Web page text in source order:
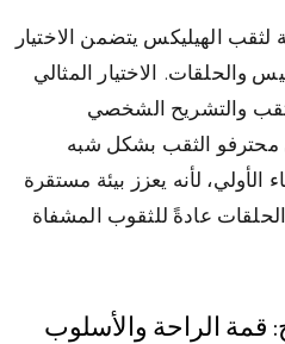
لثقب الهيليكس يتضمن الاختيار
والحلقات. الاختيار المثالي
والتشريح الشخصي
محترفو الثقب بشكل شبه
لأنه يعزز بيئة مستقرة
عادةً للثقوب المشفاة
الراحة والأسلوب